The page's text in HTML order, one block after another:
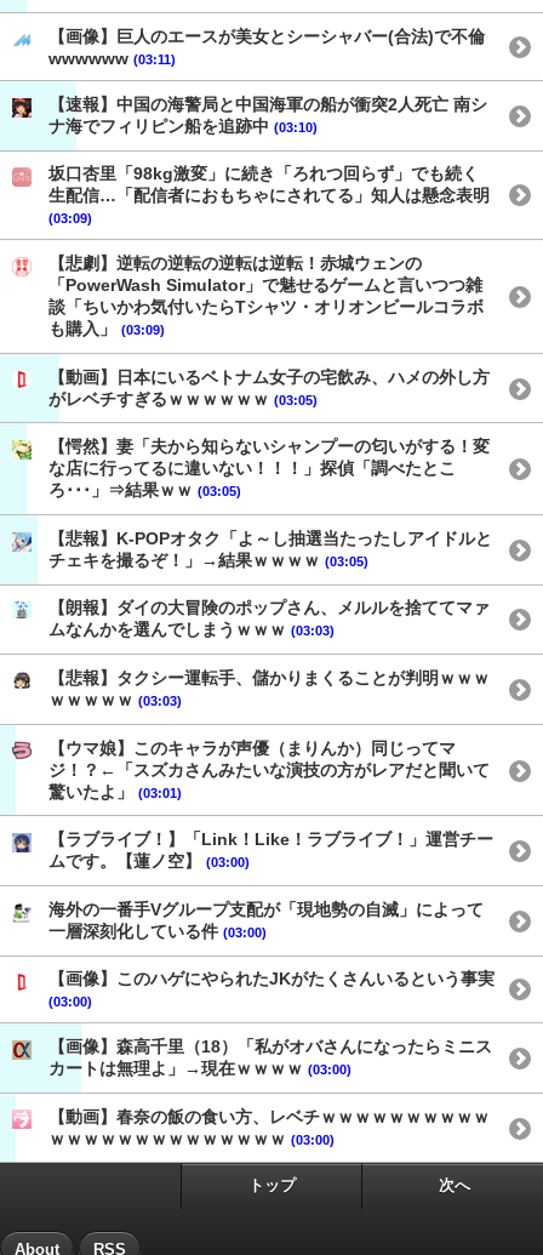
【画像】巨人のエースが美女とシーシャバー(合法)で不倫
wwwwww (03:11)
【速報】中国の海警局と中国海軍の船が衝突2人死亡 南シ
ナ海でフィリピン船を追跡中 (03:10)
坂口杏里「98kg激変」に続き「ろれつ回らず」でも続く
生配信…「配信者におもちゃにされてる」知人は懸念表明
(03:09)
【悲劇】逆転の逆転の逆転は逆転！赤城ウェンの
「PowerWash Simulator」で魅せるゲームと言いつつ雑
談「ちいかわ気付いたらTシャツ・オリオンビールコラボ
も購入」
(03:09)
【動画】日本にいるベトナム女子の宅飲み、ハメの外し方
がレベチすぎるｗｗｗｗｗｗ (03:05)
【愕然】妻「夫から知らないシャンプーの匂いがする！変
な店に行ってるに違いない！！！」探偵「調べたとこ
ろ･･･」⇒結果ｗｗ (03:05)
【悲報】K-POPオタク「よ～し抽選当たったしアイドルと
チェキを撮るぞ！」→結果ｗｗｗｗ (03:05)
【朗報】ダイの大冒険のポップさん、メルルを捨ててマァ
ムなんかを選んでしまうｗｗｗ (03:03)
【悲報】タクシー運転手、儲かりまくることが判明ｗｗｗ
ｗｗｗｗｗ (03:03)
【ウマ娘】このキャラが声優（まりんか）同じってマ
ジ！？←「スズカさんみたいな演技の方がレアだと聞いて
驚いたよ」
(03:01)
【ラブライブ！】「Link！Like！ラブライブ！」運営チー
ムです。【蓮ノ空】
(03:00)
海外の一番手Vグループ支配が「現地勢の自滅」によって
一層深刻化している件 (03:00)
【画像】このハゲにやられたJKがたくさんいるという事実
(03:00)
【画像】森高千里（18）「私がオバさんになったらミニス
カートは無理よ」→現在ｗｗｗｗ (03:00)
【動画】春奈の飯の食い方、レベチｗｗｗｗｗｗｗｗｗｗ
ｗｗｗｗｗｗｗｗｗｗｗｗｗｗ (03:00)
トップ 次へ
About RSS